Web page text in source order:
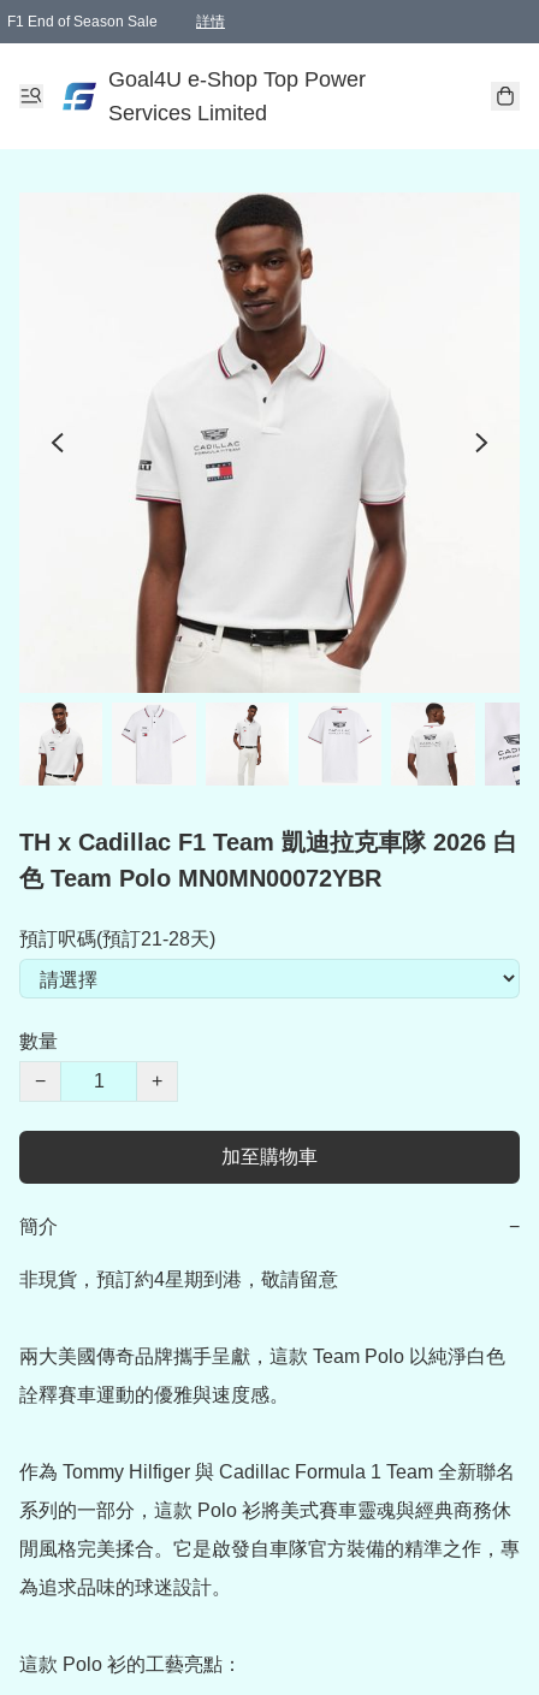
F1 End of Season Sale 詳情
Goal4U e-Shop Top Power
Services Limited
TH x Cadillac F1 Team 凱迪拉克車隊 2026 白
色 Team Polo MN0MN00072YBR
預訂呎碼(預訂21-28天)
數量
−
+
加至購物車
簡介 −
非現貨，預訂約4星期到港，敬請留意
兩大美國傳奇品牌攜手呈獻，這款 Team Polo 以純淨白色
詮釋賽車運動的優雅與速度感。
作為 Tommy Hilfiger 與 Cadillac Formula 1 Team 全新聯名
系列的一部分，這款 Polo 衫將美式賽車靈魂與經典商務休
閒風格完美揉合。它是啟發自車隊官方裝備的精準之作，專
為追求品味的球迷設計。
這款 Polo 衫的工藝亮點：